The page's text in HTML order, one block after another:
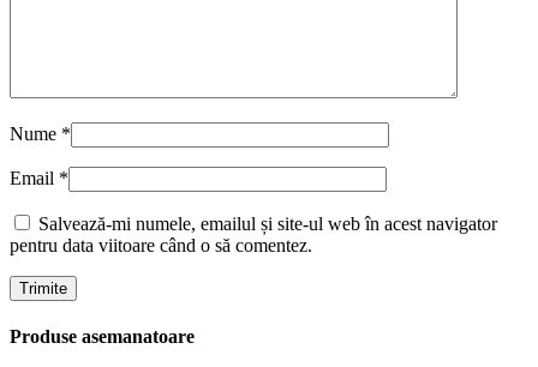
Nume *
Email *
Salvează-mi numele, emailul și site-ul web în acest navigator
pentru data viitoare când o să comentez.
Produse asemanatoare